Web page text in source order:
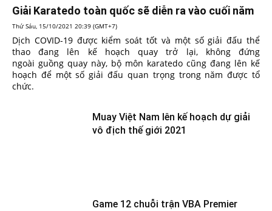
Giải Karatedo toàn quốc sẽ diễn ra vào cuối năm
Thứ Sáu, 15/10/2021 20:39 (GMT+7)
Dịch COVID-19 được kiểm soát tốt và một số giải đấu thể
thao đang lên kế hoạch quay trở lại, không đứng
ngoài guồng quay này, bộ môn karatedo cũng đang lên kế
hoạch để một số giải đấu quan trọng trong năm được tổ
chức.
Muay Việt Nam lên kế hoạch dự giải
vô địch thế giới 2021
Game 12 chuỗi trận VBA Premier